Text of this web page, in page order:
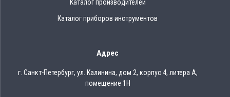
Каталог производителей
Каталог приборов инструментов
Адрес
г. Санкт-Петербург, ул. Калинина, дом 2, корпус 4, литера А,
помещение 1Н